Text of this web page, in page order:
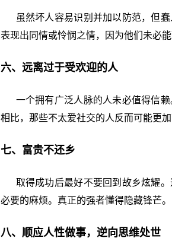
虽然坏人容易识别并加以防范，但蠢
表现出同情或怜悯之情，因为他们未必能
六、远离过于受欢迎的人
一个拥有广泛人脉的人未必值得信赖
相比，那些不太爱社交的人反而可能更加
七、富贵不还乡
取得成功后最好不要回到故乡炫耀。
必要的麻烦。真正的强者懂得隐藏锋芒。
八、顺应人性做事，逆向思维处世